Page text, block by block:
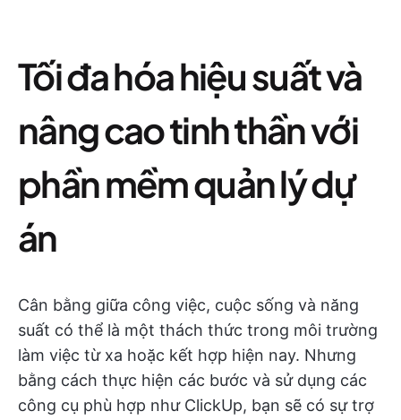
Tối đa hóa hiệu suất và
nâng cao tinh thần với
phần mềm quản lý dự
án
Cân bằng giữa công việc, cuộc sống và năng
suất có thể là một thách thức trong môi trường
làm việc từ xa hoặc kết hợp hiện nay. Nhưng
bằng cách thực hiện các bước và sử dụng các
công cụ phù hợp như ClickUp, bạn sẽ có sự trợ